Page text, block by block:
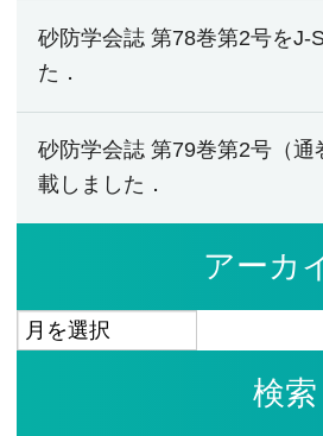
砂防学会誌 第78巻第2号をJ-
た．
砂防学会誌 第79巻第2号（通
載しました．
アーカ
ア
検索